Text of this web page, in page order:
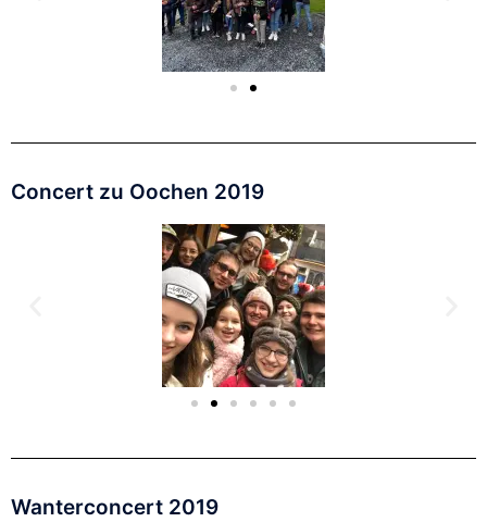
Concert zu Oochen 2019
Wanterconcert 2019